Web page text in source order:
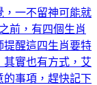
，一不留神可能就
前，有四個生肖
提醒這四生肖要特
其實也有方式，艾
的事項，趕快記下